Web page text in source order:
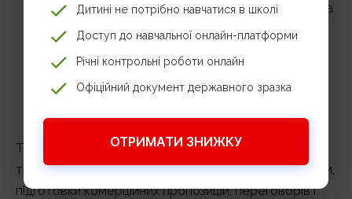
Дитині не потрібно навчатися в школі
Доступ до навчальної онлайн-платформи
Річні контрольні роботи онлайн
Офіційний документ державного зразка
ОТРИМАТИ ЗНИЖКУ
КНУ ім. Тараса Шевченка (економіка, прикладна
математика, кібернетика);
ХНУРЕ (інформаційні технології та
телекомунікації);
ОНПУ (комп’ютерні технології, автоматизація).
Також існує безліч онлайн-курсів і корпоративних
тренінгів з техніки продажів в ІТ, роботи з клієнтами,
підготовки комерційних пропозицій, переговорів і